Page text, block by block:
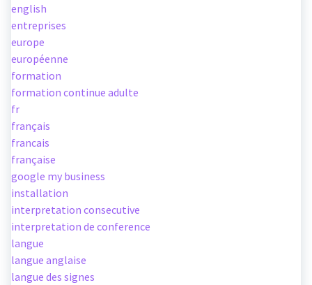
english
entreprises
europe
européenne
formation
formation continue adulte
fr
français
francais
française
google my business
installation
interpretation consecutive
interpretation de conference
langue
langue anglaise
langue des signes